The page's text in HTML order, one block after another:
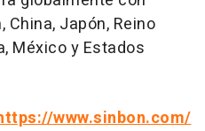
China, Japón, Reino
México y Estados
www.sinbon.com/